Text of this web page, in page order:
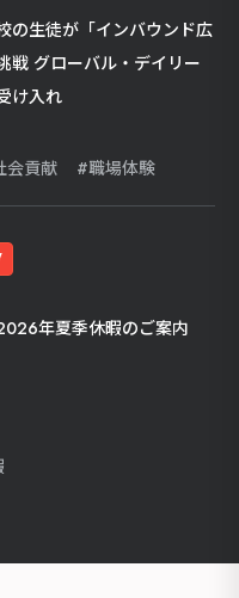
の生徒が「インバウンド広
戦 グローバル・デイリー
け入れ
会貢献 職場体験
年夏季休暇のご案内